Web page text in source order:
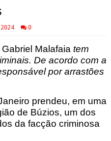
0
Malafaia tem
De acordo com a
por arrastões
prendeu, em uma
de Búzios, um dos
da facção criminosa